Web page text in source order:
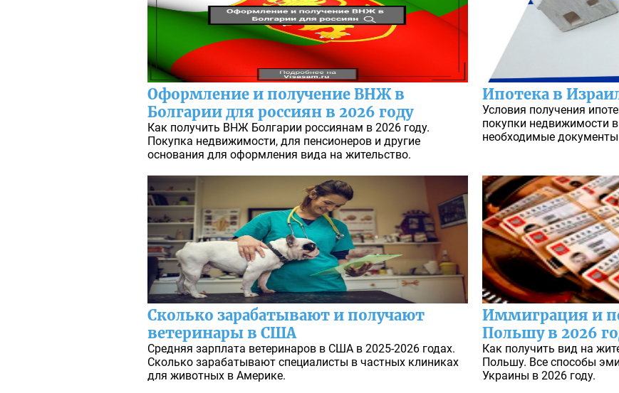
Оформление и получение ВНЖ в
Болгарии для россиян в 2026 году
Как получить ВНЖ Болгарии россиянам в 2026 году.
Покупка недвижимости, для пенсионеров и другие
основания для оформления вида на жительство.
Ипотека в
Условия получения
покупки недвижимости
необходимые
Сколько зарабатывают и получают
ветеринары в США
Средняя зарплата ветеринаров в США в 2025-2026 годах.
Сколько зарабатывают специалисты в частных клиниках
для животных в Америке.
Иммиграция и
Польшу в 2026
Как получить вид на
Польшу. Все способы
Украины в 2026 году.